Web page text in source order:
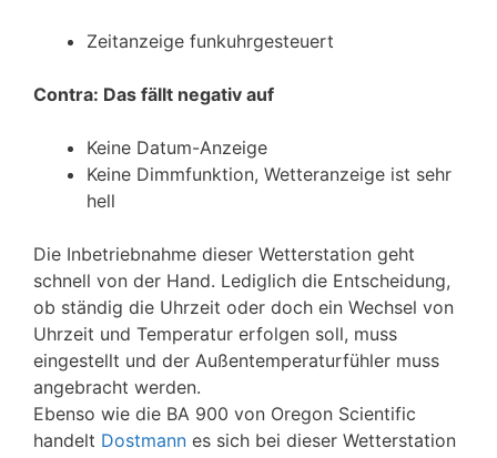
Zeitanzeige funkuhrgesteuert
Contra: Das fällt negativ auf
Keine Datum-Anzeige
Keine Dimmfunktion, Wetteranzeige ist sehr
hell
Die Inbetriebnahme dieser Wetterstation geht
schnell von der Hand. Lediglich die Entscheidung,
ob ständig die Uhrzeit oder doch ein Wechsel von
Uhrzeit und Temperatur erfolgen soll, muss
eingestellt und der Außentemperaturfühler muss
angebracht werden.
Ebenso wie die BA 900 von Oregon Scientific
handelt Dostmann es sich bei dieser Wetterstation